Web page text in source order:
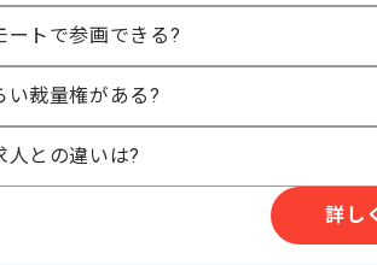
・Kubernetes等のコンテナに関する知見
スキルに不安がある方へ
ートで参画できる?
い裁量権がある?
人との違いは?
詳し